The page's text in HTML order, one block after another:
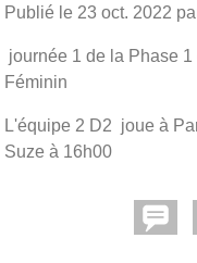
Publié le 23 oct. 2022
journée 1 de la Phase
Féminin
L'équipe 2 D2 joue à
Suze à 16h00